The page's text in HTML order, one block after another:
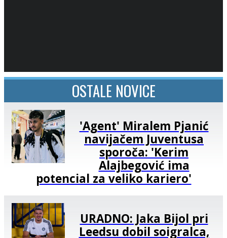
OSTALE NOVICE
'Agent' Miralem Pjanić
navijačem Juventusa
sporoča: 'Kerim
Alajbegović ima
potencial za veliko kariero'
URADNO: Jaka Bijol pri
Leedsu dobil soigralca,